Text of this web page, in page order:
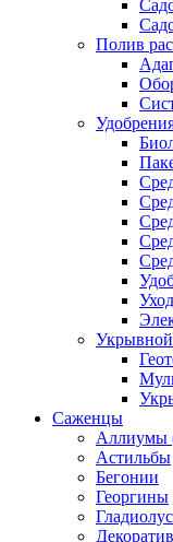
Полив
Укрывной
Саженцы
Аллиумы
Астильбы
Бегонии
Георгины